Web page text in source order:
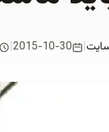
|
2015-10-30
|